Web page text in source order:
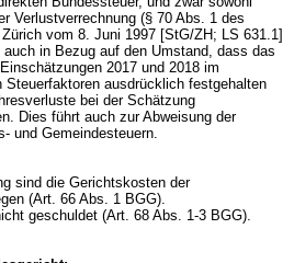
Verlustverrechnung (§ 70 Abs. 1 des
vom 8. Juni 1997 [StG/ZH; LS 631.1]
auch in Bezug auf den Umstand, dass das
2017 und 2018 im
ausdrücklich festgehalten
bei der Schätzung
Dies führt auch zur Abweisung der
und Gemeindesteuern.
sind die Gerichtskosten der
(Art. 66 Abs. 1 BGG).
geschuldet (Art. 68 Abs. 1-3 BGG).